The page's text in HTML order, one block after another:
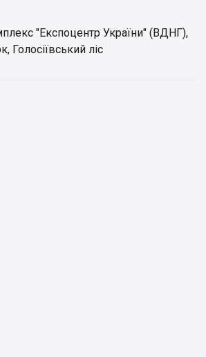
"Експоцентр України" (ВДНГ),
, Голосіївський ліс